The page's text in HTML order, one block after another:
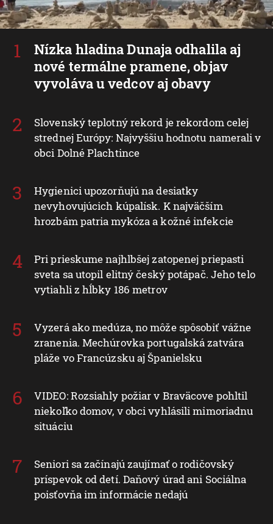
Nízka hladina Dunaja odhalila aj
nové termálne pramene, objav
vyvoláva u vedcov aj obavy
Slovenský teplotný rekord je rekordom celej
strednej Európy: Najvyššiu hodnotu namerali v
obci Dolné Plachtince
Hygienici upozorňujú na desiatky
nevyhovujúcich kúpalísk. K najväčším
hrozbám patria mykóza a kožné infekcie
Pri prieskume najhlbšej zatopenej priepasti
sveta sa utopil elitný český potápač. Jeho telo
vytiahli z hĺbky 186 metrov
Vyzerá ako medúza, no môže spôsobiť vážne
zranenia. Mechúrovka portugalská zatvára
pláže vo Francúzsku aj Španielsku
VIDEO: Rozsiahly požiar v Braväcove pohltil
niekoľko domov, v obci vyhlásili mimoriadnu
situáciu
Seniori sa začínajú zaujímať o rodičovský
príspevok od detí. Daňový úrad ani Sociálna
poisťovňa im informácie nedajú